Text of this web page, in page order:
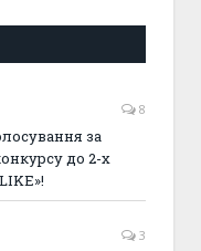
8
за
до 2-х
3